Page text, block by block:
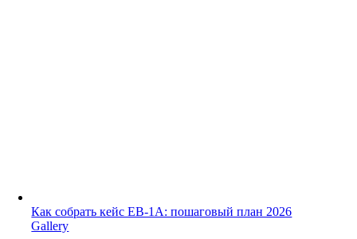
Как собрать кейс EB-1A: пошаговый план 2026
Gallery